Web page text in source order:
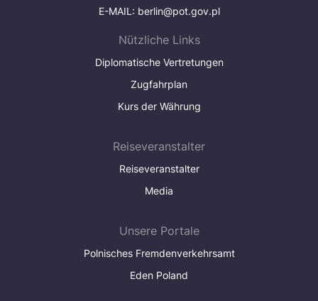
E-MAIL: berlin@pot.gov.pl
Nützliche Links
Diplomatische Vertretungen
Zugfahrplan
Kurs der Währung
Reiseveranstalter
Reiseveranstalter
Media
Unsere Portale
Polnisches Fremdenverkehrsamt
Eden Poland